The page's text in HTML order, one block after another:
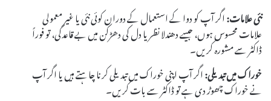
نئی علامات:اگر آپ کو دوا کے استعمال کے دوران کوئی نئی یا غیر معمولی
علامات محسوس ہوں، جیسے دھندلا نظر یا دل کی دھڑکن میں بے قاعدگی، تو فوراً
ڈاکٹر سے مشورہ کریں۔
خوراک میں تبدیلی:اگر آپ اپنی خوراک میں تبدیلی کرنا چاہتے ہیں یا اگر آپ
نے خوراک چھوڑ دی ہے تو ڈاکٹر سے بات کریں۔